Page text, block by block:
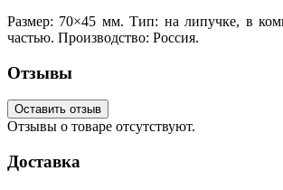
Размер: 70×45 мм. Тип: на липучке, в
частью. Производство: Россия.
Отзывы
Оставить отзыв
Отзывы о товаре отсутствуют.
Доставка